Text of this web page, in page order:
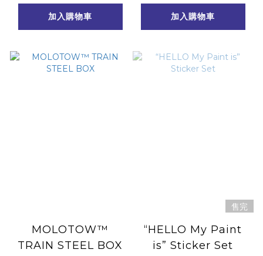
加入購物車 加入購物車
MOLOTOW™
TRAIN STEEL BOX
售完
“HELLO My Paint
is” Sticker Set